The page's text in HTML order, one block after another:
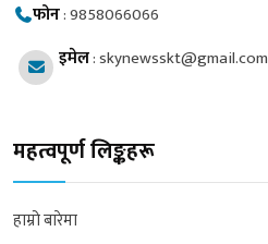
फोन:9858066066
इमेल:skynewsskt@gmail.com
महत्वपूर्ण लिङ्कहरू
हाम्रो बारेमा